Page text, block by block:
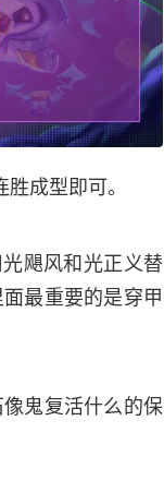
成型即可。
飓风和光正义替
最重要的是穿甲
鬼复活什么的保